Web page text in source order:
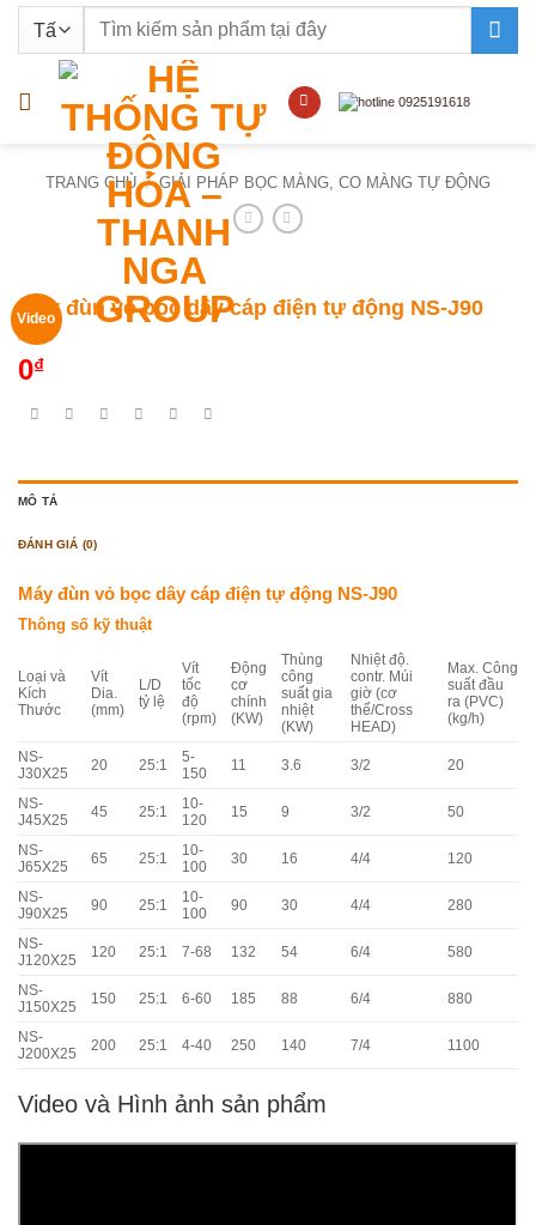
nội
Tìm
TRANG CHỦ / GIẢI PHÁP BỌC MÀNG, CO MÀNG TỰ ĐỘNG
Video
Máy đùn vỏ bọc dây cáp điện tự động NS-J90
0₫
MÔ TẢ
ĐÁNH GIÁ (0)
Máy đùn vỏ bọc dây cáp điện tự động NS-J90
Thông số kỹ thuật
Loại và
Kích
Thước
Vít
Dia.
(mm)
L/D
tỷ lệ
Vít
tốc
độ
(rpm)
Động
cơ
chính
(KW)
Thùng
công
suất gia
nhiệt
(KW)
Nhiệt độ.
contr. Múi
giờ (cơ
thể/Cross
HEAD)
Max. Công
suất đầu
ra (PVC)
(kg/h)
NS-
J30X25
20 25:1
5-
150
11 3.6 3/2 20
NS-
J45X25
45 25:1
10-
120
15 9 3/2 50
NS-
J65X25
65 25:1
10-
100
30 16 4/4 120
NS-
J90X25
90 25:1
10-
100
90 30 4/4 280
NS-
J120X25
120 25:1 7-68 132 54 6/4 580
NS-
J150X25
150 25:1 6-60 185 88 6/4 880
NS-
J200X25
200 25:1 4-40 250 140 7/4 1100
Video và Hình ảnh sản phẩm